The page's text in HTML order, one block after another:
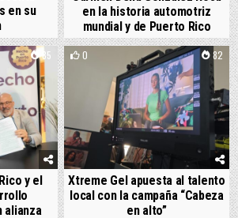
en su
en la historia automotriz
mundial y de Puerto Rico
85
y el
alianza
0 82
Xtreme Gel apuesta al talento
local con la campaña “Cabeza
en alto”